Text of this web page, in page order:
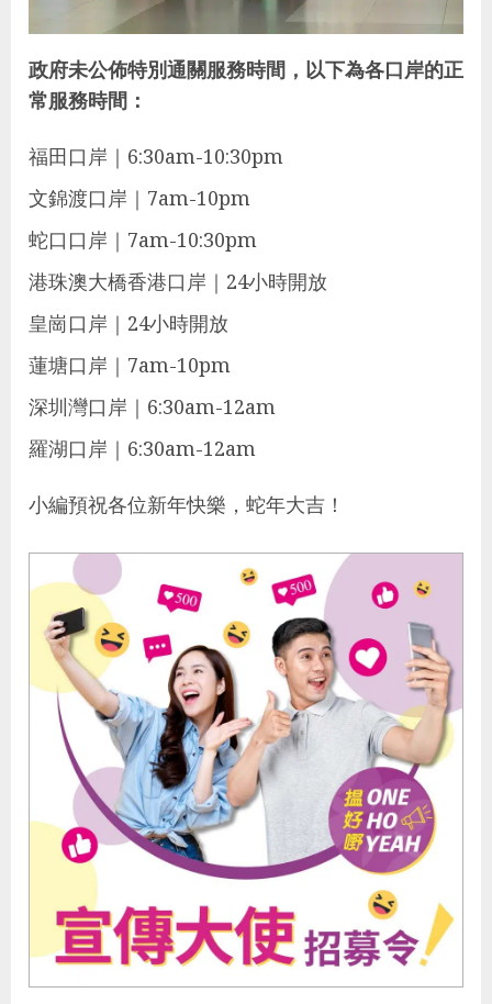
政府未公佈特別通關服務時間，以下為各口岸的正
常服務時間：
福田口岸｜6:30am-10:30pm
文錦渡口岸｜7am-10pm
蛇口口岸｜7am-10:30pm
港珠澳大橋香港口岸｜24小時開放
皇崗口岸｜24小時開放
蓮塘口岸｜7am-10pm
深圳灣口岸｜6:30am-12am
羅湖口岸｜6:30am-12am
小編預祝各位新年快樂，蛇年大吉！